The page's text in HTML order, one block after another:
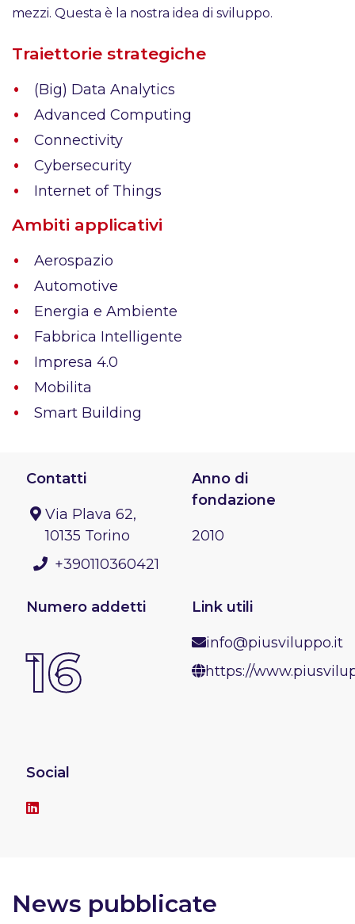
mezzi. Questa è la nostra idea di sviluppo.
Traiettorie strategiche
(Big) Data Analytics
Advanced Computing
Connectivity
Cybersecurity
Internet of Things
Ambiti applicativi
Aerospazio
Automotive
Energia e Ambiente
Fabbrica Intelligente
Impresa 4.0
Mobilita
Smart Building
Contatti
Via Plava 62,
10135 Torino
+390110360421
Anno di
fondazione
2010
Numero addetti
16
Link utili
info@piusviluppo.it
https://
Social
News pubblicate